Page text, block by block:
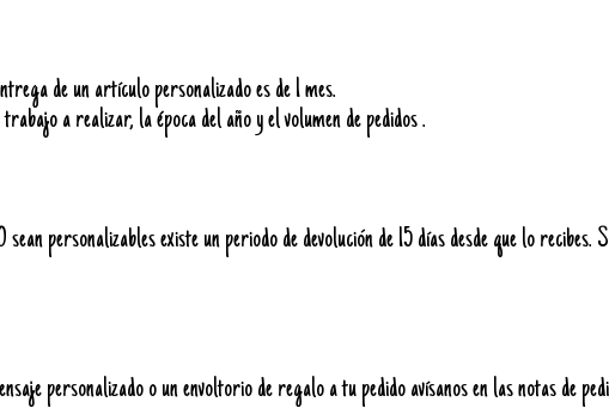
de un artículo personalizado es de 1 mes.
a realizar, la época del año y el volumen de pedidos .
personalizables existe un periodo de devolución de 15 días desde que lo
personalizado o un envoltorio de regalo a tu pedido avísanos en las notas de